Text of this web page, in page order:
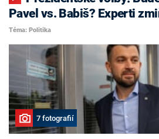
Pavel vs. Babiš? Experti
Téma: Politika
7 fotografií